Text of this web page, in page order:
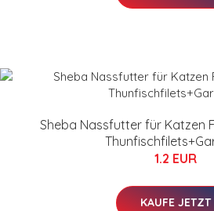
Sheba Nassfutter für Katzen
1.2 EUR
KAUFE JETZT